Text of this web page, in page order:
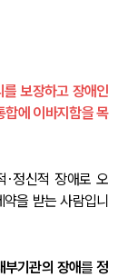
보장하고 장애인
합에 이바지함을 목
·정신적 장애로 오
을 받는 사람입니
부기관의 장애를 정